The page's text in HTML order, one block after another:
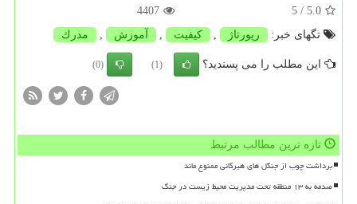
5.0
/ 5
4407
تگهای خبر:
رپورتاژ , كیفیت , آموزش , مدرك
این مطلب را می پسندید؟ (1)
(0)
تازه ترین مطالب مرتبط
برداشت چوب از جنگل های هیرکانی ممنوع ماند
صدمه به ۱۳ منطقه تحت مدیریت محیط زیست در جنگ